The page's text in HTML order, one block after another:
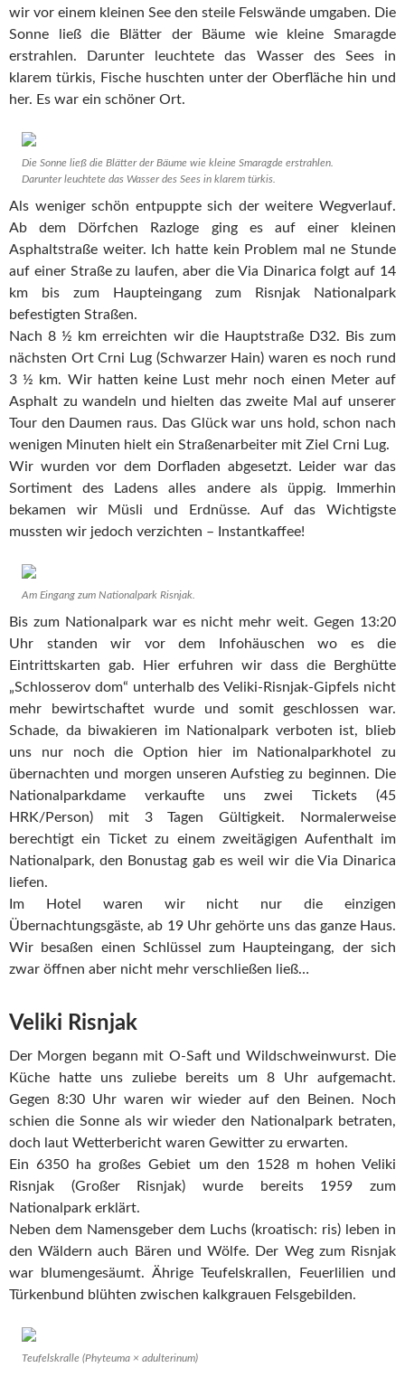
wir vor einem kleinen See den steile Felswände umgaben. Die
Sonne ließ die Blätter der Bäume wie kleine Smaragde
erstrahlen. Darunter leuchtete das Wasser des Sees in
klarem türkis, Fische huschten unter der Oberfläche hin und
her. Es war ein schöner Ort.
Die Sonne ließ die Blätter der Bäume wie kleine Smaragde erstrahlen.
Darunter leuchtete das Wasser des Sees in klarem türkis.
Als weniger schön entpuppte sich der weitere Wegverlauf.
Ab dem Dörfchen Razloge ging es auf einer kleinen
Asphaltstraße weiter. Ich hatte kein Problem mal ne Stunde
auf einer Straße zu laufen, aber die Via Dinarica folgt auf 14
km bis zum Haupteingang zum Risnjak Nationalpark
befestigten Straßen.
Nach 8 ½ km erreichten wir die Hauptstraße D32. Bis zum
nächsten Ort Crni Lug (Schwarzer Hain) waren es noch rund
3 ½ km. Wir hatten keine Lust mehr noch einen Meter auf
Asphalt zu wandeln und hielten das zweite Mal auf unserer
Tour den Daumen raus. Das Glück war uns hold, schon nach
wenigen Minuten hielt ein Straßenarbeiter mit Ziel Crni Lug.
Wir wurden vor dem Dorfladen abgesetzt. Leider war das
Sortiment des Ladens alles andere als üppig. Immerhin
bekamen wir Müsli und Erdnüsse. Auf das Wichtigste
mussten wir jedoch verzichten – Instantkaffee!
Am Eingang zum Nationalpark Risnjak.
Bis zum Nationalpark war es nicht mehr weit. Gegen 13:20
Uhr standen wir vor dem Infohäuschen wo es die
Eintrittskarten gab. Hier erfuhren wir dass die Berghütte
„Schlosserov dom“ unterhalb des Veliki-Risnjak-Gipfels nicht
mehr bewirtschaftet wurde und somit geschlossen war.
Schade, da biwakieren im Nationalpark verboten ist, blieb
uns nur noch die Option hier im Nationalparkhotel zu
übernachten und morgen unseren Aufstieg zu beginnen. Die
Nationalparkdame verkaufte uns zwei Tickets (45
HRK/Person) mit 3 Tagen Gültigkeit. Normalerweise
berechtigt ein Ticket zu einem zweitägigen Aufenthalt im
Nationalpark, den Bonustag gab es weil wir die Via Dinarica
liefen.
Im Hotel waren wir nicht nur die einzigen
Übernachtungsgäste, ab 19 Uhr gehörte uns das ganze Haus.
Wir besaßen einen Schlüssel zum Haupteingang, der sich
zwar öffnen aber nicht mehr verschließen ließ…
Veliki Risnjak
Der Morgen begann mit O-Saft und Wildschweinwurst. Die
Küche hatte uns zuliebe bereits um 8 Uhr aufgemacht.
Gegen 8:30 Uhr waren wir wieder auf den Beinen. Noch
schien die Sonne als wir wieder den Nationalpark betraten,
doch laut Wetterbericht waren Gewitter zu erwarten.
Ein 6350 ha großes Gebiet um den 1528 m hohen Veliki
Risnjak (Großer Risnjak) wurde bereits 1959 zum
Nationalpark erklärt.
Neben dem Namensgeber dem Luchs (kroatisch: ris) leben in
den Wäldern auch Bären und Wölfe. Der Weg zum Risnjak
war blumengesäumt. Ährige Teufelskrallen, Feuerlilien und
Türkenbund blühten zwischen kalkgrauen Felsgebilden.
Teufelskralle (Phyteuma × adulterinum)